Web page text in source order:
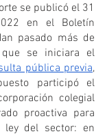
se publicó el 31
en el Boletín
pasado más de
se iniciara el
pública previa,
participó el
colegial
proactiva para
del sector: en